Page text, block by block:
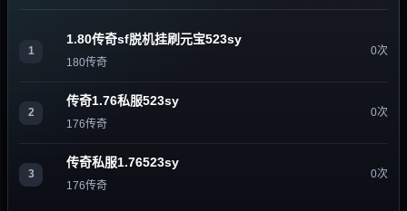
1
1.80传奇sf脱机挂刷元宝523sy
180传奇
0次
2
传奇1.76私服523sy
176传奇
0次
3
传奇私服1.76523sy
176传奇
0次